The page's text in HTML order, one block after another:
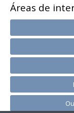
Áreas de